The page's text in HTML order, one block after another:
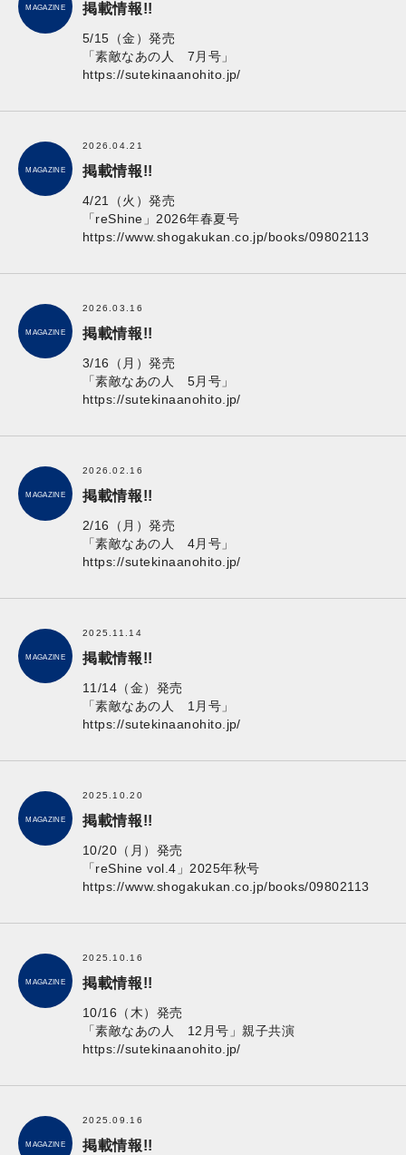
MAGAZINE 掲載情報!!
5/15（金）発売
「素敵なあの人 7月号」
https://sutekinaanohito.jp/
MAGAZINE
2026.04.21
掲載情報!!
4/21（火）発売
「reShine」2026年春夏号
https://www.shogakukan.co.jp/books/09802113
MAGAZINE
2026.03.16
掲載情報!!
3/16（月）発売
「素敵なあの人 5月号」
https://sutekinaanohito.jp/
MAGAZINE
2026.02.16
掲載情報!!
2/16（月）発売
「素敵なあの人 4月号」
https://sutekinaanohito.jp/
MAGAZINE
2025.11.14
掲載情報!!
11/14（金）発売
「素敵なあの人 1月号」
https://sutekinaanohito.jp/
MAGAZINE
2025.10.20
掲載情報!!
10/20（月）発売
「reShine vol.4」2025年秋号
https://www.shogakukan.co.jp/books/09802113
MAGAZINE
2025.10.16
掲載情報!!
10/16（木）発売
「素敵なあの人 12月号」親子共演
https://sutekinaanohito.jp/
MAGAZINE
2025.09.16
掲載情報!!